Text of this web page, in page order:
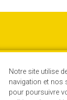
Notre site utilise
navigation et nos
pour poursuivre